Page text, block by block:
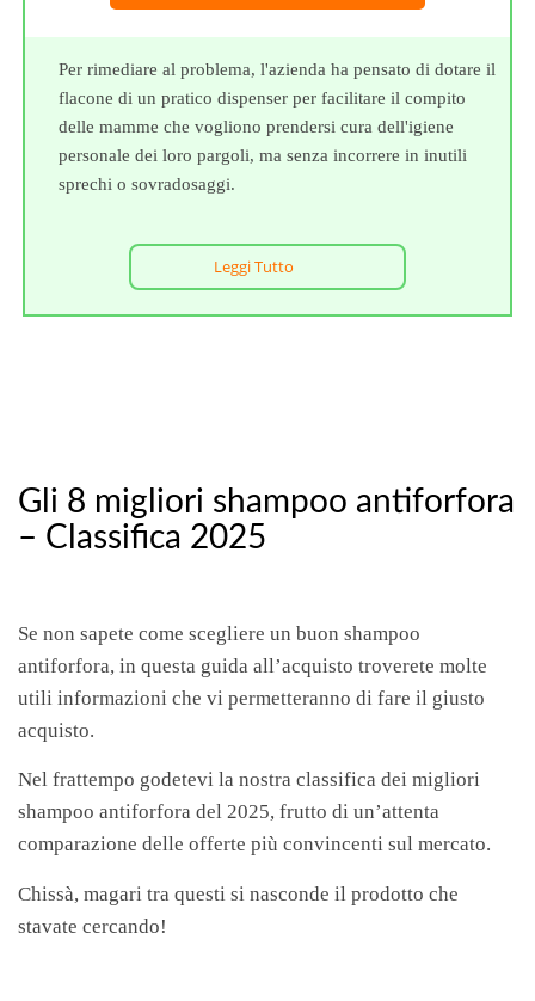
Per rimediare al problema, l'azienda ha pensato di dotare il
flacone di un pratico dispenser per facilitare il compito
delle mamme che vogliono prendersi cura dell'igiene
personale dei loro pargoli, ma senza incorrere in inutili
sprechi o sovradosaggi.
Leggi Tutto
Gli 8 migliori shampoo antiforfora
– Classifica 2025
Se non sapete come scegliere un buon shampoo
antiforfora, in questa guida all’acquisto troverete molte
utili informazioni che vi permetteranno di fare il giusto
acquisto.
Nel frattempo godetevi la nostra classifica dei migliori
shampoo antiforfora del 2025, frutto di un’attenta
comparazione delle offerte più convincenti sul mercato.
Chissà, magari tra questi si nasconde il prodotto che
stavate cercando!